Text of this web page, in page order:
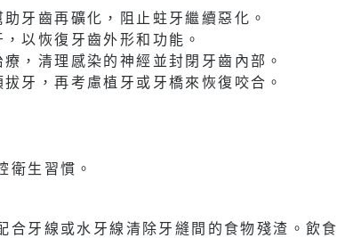
牙齒再礦化，阻止蛀牙繼續惡化。
以恢復牙齒外形和功能。
，清理感染的神經並封閉牙齒內部。
牙，再考慮植牙或牙橋來恢復咬合。
衛生習慣。
牙線或水牙線清除牙縫間的食物殘渣。飲食